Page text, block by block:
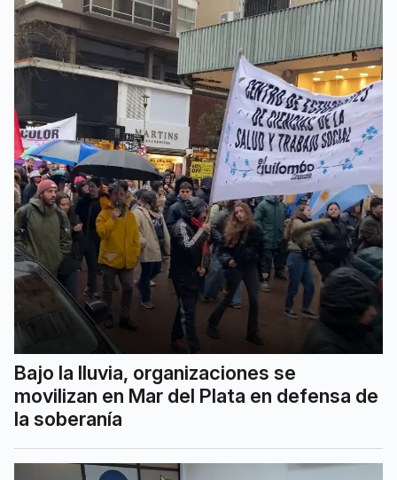
Bajo la lluvia, organizaciones se
movilizan en Mar del Plata en defensa de
la soberanía